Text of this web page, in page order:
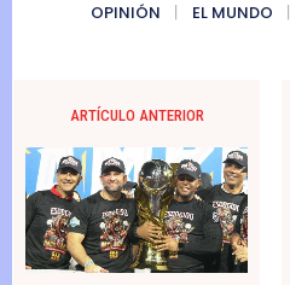
OPINIÓN
EL MUNDO
ARTÍCULO ANTERIOR